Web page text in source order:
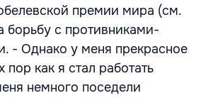
премии мира (см.
борьбу с противниками-
- Однако у меня прекрасное
пор как я стал работать
немного поседели